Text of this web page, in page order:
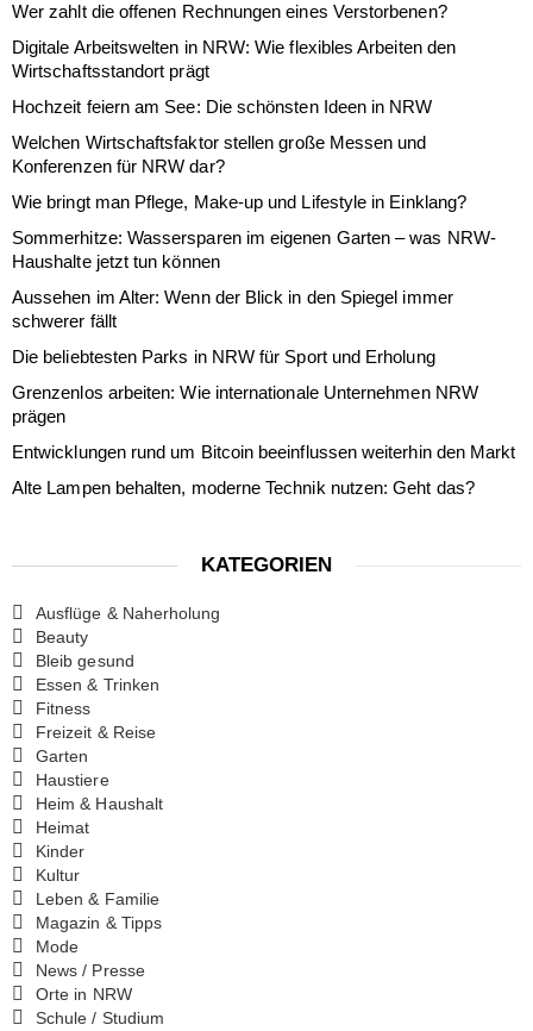
Wer zahlt die offenen Rechnungen eines Verstorbenen?
Digitale Arbeitswelten in NRW: Wie flexibles Arbeiten den
Wirtschaftsstandort prägt
Hochzeit feiern am See: Die schönsten Ideen in NRW
Welchen Wirtschaftsfaktor stellen große Messen und
Konferenzen für NRW dar?
Wie bringt man Pflege, Make-up und Lifestyle in Einklang?
Sommerhitze: Wassersparen im eigenen Garten – was NRW-
Haushalte jetzt tun können
Aussehen im Alter: Wenn der Blick in den Spiegel immer
schwerer fällt
Die beliebtesten Parks in NRW für Sport und Erholung
Grenzenlos arbeiten: Wie internationale Unternehmen NRW
prägen
Entwicklungen rund um Bitcoin beeinflussen weiterhin den Markt
Alte Lampen behalten, moderne Technik nutzen: Geht das?
KATEGORIEN
Ausflüge & Naherholung
Beauty
Bleib gesund
Essen & Trinken
Fitness
Freizeit & Reise
Garten
Haustiere
Heim & Haushalt
Heimat
Kinder
Kultur
Leben & Familie
Magazin & Tipps
Mode
News / Presse
Orte in NRW
Schule / Studium